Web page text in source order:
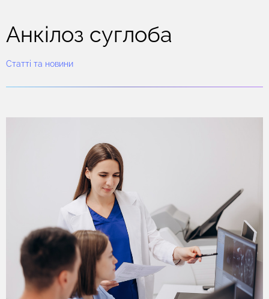
Анкілоз суглоба
Статті та новини